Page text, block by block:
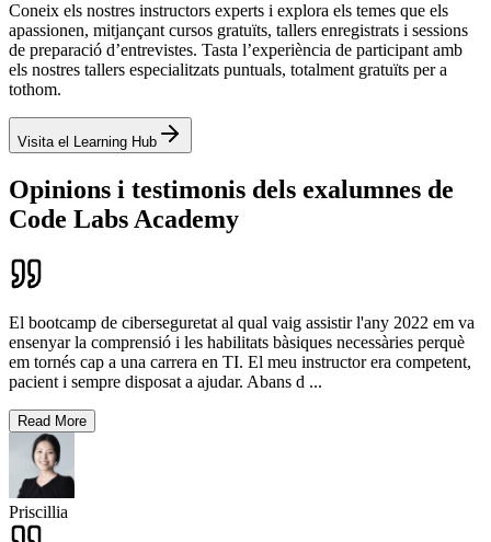
Coneix els nostres instructors experts i explora els temes que els
apassionen, mitjançant cursos gratuïts, tallers enregistrats i sessions
de preparació d’entrevistes. Tasta l’experiència de participant amb
els nostres tallers especialitzats puntuals, totalment gratuïts per a
tothom.
Visita el Learning Hub
Opinions i testimonis dels exalumnes de
Code Labs Academy
El bootcamp de ciberseguretat al qual vaig assistir l'any 2022 em va
ensenyar la comprensió i les habilitats bàsiques necessàries perquè
em tornés cap a una carrera en TI. El meu instructor era competent,
pacient i sempre disposat a ajudar. Abans d ...
Read More
Priscillia